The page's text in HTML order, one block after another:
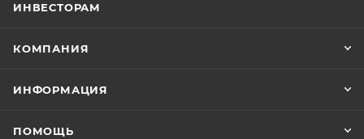
ИНВЕСТОРАМ
КОМПАНИЯ
ИНФОРМАЦИЯ
ПОМОЩЬ